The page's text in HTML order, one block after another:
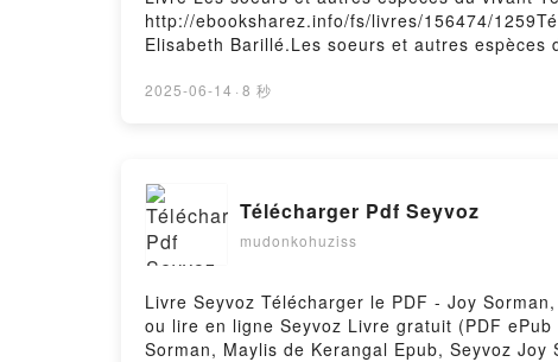
http://ebooksharez.info/fs/livres/156474/
Elisabeth Barillé.Les soeurs et autres
autres espèces du vivant Elisabeth Barillé VK,
2025-06-14 · 8 秒
Télécharger Pdf Seyvoz
mudonkohuziss
Livre Seyvoz Télécharger le PDF - Joy
ou lire en ligne Seyvoz Livre gratuit (PDF
Sorman, Maylis de Kerangal Epub, Seyvoz